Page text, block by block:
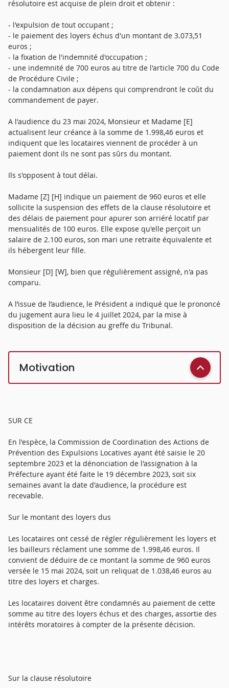
résolutoire est acquise de plein droit et obtenir :
- l'expulsion de tout occupant ;
- le paiement des loyers échus d'un montant de 3.073,51
euros ;
- la fixation de l'indemnité d'occupation ;
- une indemnité de 700 euros au titre de l'article 700 du Code
de Procédure Civile ;
- la condamnation aux dépens qui comprendront le coût du
commandement de payer.
A l'audience du 23 mai 2024, Monsieur et Madame [E]
actualisent leur créance à la somme de 1.998,46 euros et
indiquent que les locataires viennent de procéder à un
paiement dont ils ne sont pas sûrs du montant.
Ils s'opposent à tout délai.
Madame [Z] [H] indique un paiement de 960 euros et elle
sollicite la suspension des effets de la clause résolutoire et
des délais de paiement pour apurer son arriéré locatif par
mensualités de 100 euros. Elle expose qu'elle perçoit un
salaire de 2.100 euros, son mari une retraite équivalente et
ils hébergent leur fille.
Monsieur [D] [W], bien que régulièrement assigné, n'a pas
comparu.
A l’issue de l’audience, le Président a indiqué que le prononcé
du jugement aura lieu le 4 juillet 2024, par la mise à
disposition de la décision au greffe du Tribunal.
Motivation
SUR CE
En l'espèce, la Commission de Coordination des Actions de
Prévention des Expulsions Locatives ayant été saisie le 20
septembre 2023 et la dénonciation de l'assignation à la
Préfecture ayant été faite le 19 décembre 2023, soit six
semaines avant la date d'audience, la procédure est
recevable.
Sur le montant des loyers dus
Les locataires ont cessé de régler régulièrement les loyers et
les bailleurs réclament une somme de 1.998,46 euros. Il
convient de déduire de ce montant la somme de 960 euros
versée le 15 mai 2024, soit un reliquat de 1.038,46 euros au
titre des loyers et charges.
Les locataires doivent être condamnés au paiement de cette
somme au titre des loyers échus et des charges, assortie des
intérêts moratoires à compter de la présente décision.
Sur la clause résolutoire